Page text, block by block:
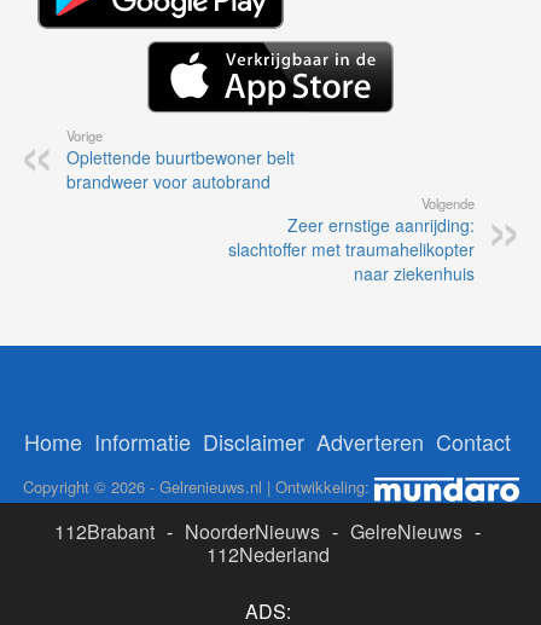
Vorige
Oplettende buurtbewoner belt
brandweer voor autobrand
Volgende
Zeer ernstige aanrijding:
slachtoffer met traumahelikopter
naar ziekenhuis
Home Informatie Disclaimer Adverteren Contact
Copyright © 2026 - Gelrenieuws.nl | Ontwikkeling:
112Brabant - NoorderNieuws - GelreNieuws -
112Nederland
ADS: